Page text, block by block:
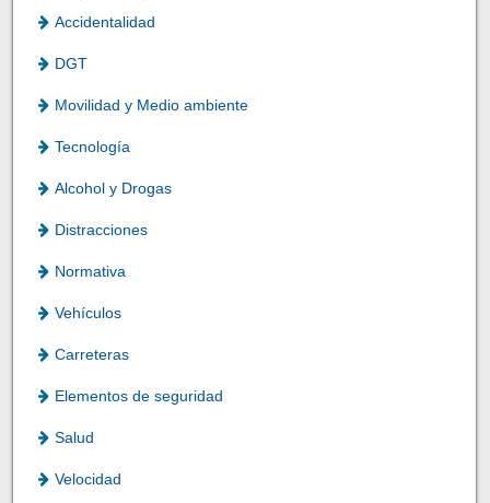
Accidentalidad
DGT
Movilidad y Medio ambiente
Tecnología
Alcohol y Drogas
Distracciones
Normativa
Vehículos
Carreteras
Elementos de seguridad
Salud
Velocidad